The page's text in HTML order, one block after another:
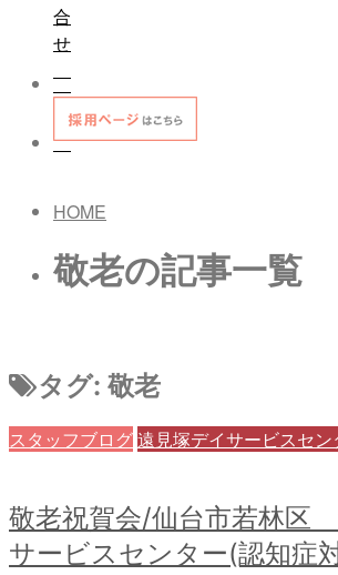
合
せ
HOME
敬老の記事一覧
タグ: 敬老
スタッフブログ遠見塚デイサービスセン
敬老祝賀会/仙台市若林区
サービスセンター(認知症